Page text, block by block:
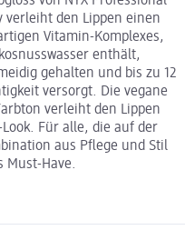
verleiht den Lippen einen
Vitamin-Komplexes,
enthält,
gehalten und bis zu 12
versorgt. Die vegane
verleiht den Lippen
Für alle, die auf der
aus Pflege und Stil
Must-Have.